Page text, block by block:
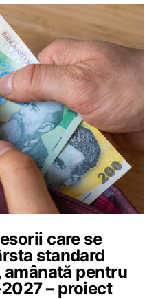
care se
standard
pentru
– proiect